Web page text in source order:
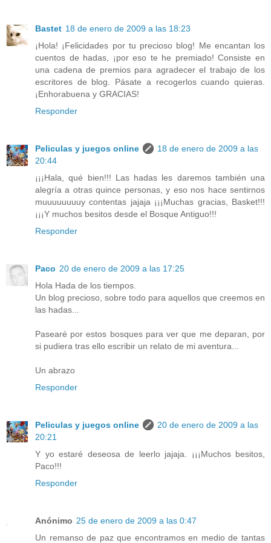
Bastet 18 de enero de 2009 a las 18:23
¡Hola! ¡Felicidades por tu precioso blog! Me encantan los
cuentos de hadas, ¡por eso te he premiado! Consiste en
una cadena de premios para agradecer el trabajo de los
escritores de blog. Pásate a recogerlos cuando quieras.
¡Enhorabuena y GRACIAS!
Responder
Peliculas y juegos online
18 de enero de 2009 a las
20:44
¡¡¡Hala, qué bien!!! Las hadas les daremos también una
alegría a otras quince personas, y eso nos hace sentirnos
muuuuuuuuy contentas jajaja ¡¡¡Muchas gracias, Basket!!!
¡¡¡Y muchos besitos desde el Bosque Antiguo!!!
Responder
Paco 20 de enero de 2009 a las 17:25
Hola Hada de los tiempos.
Un blog precioso, sobre todo para aquellos que creemos en
las hadas...
Pasearé por estos bosques para ver que me deparan, por
si pudiera tras ello escribir un relato de mi aventura...
Un abrazo
Responder
Peliculas y juegos online
20 de enero de 2009 a las
20:21
Y yo estaré deseosa de leerlo jajaja. ¡¡¡Muchos besitos,
Paco!!!
Responder
Anónimo 25 de enero de 2009 a las 0:47
Un remanso de paz que encontramos en medio de tantas